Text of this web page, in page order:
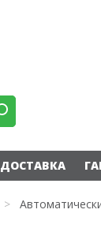
ДОСТАВКА
>